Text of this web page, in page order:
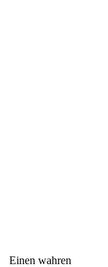
Einen wahren